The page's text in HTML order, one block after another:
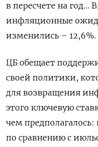
в пересчете на год…
инфляционные
изменились – 12,6%.
ЦБ обещает
своей политики,
для возвращения
этого ключевую
чем предполагалось:
по сравнению с